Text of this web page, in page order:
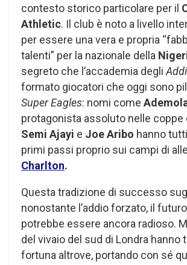
contesto storico particolare per il
Athletic. Il club è noto a livello
per essere una vera e propria
talenti” per la nazionale della
segreto che l’accademia degli
formato giocatori che oggi sono
Super Eagles: nomi come
protagonista assoluto nelle coppe
Semi Ajayi e Joe Aribo hanno
primi passi proprio sui campi di
Charlton.
Questa tradizione di successo
nonostante l’addio forzato, il
potrebbe essere ancora radioso.
del vivaio del sud di Londra hanno
fortuna altrove, portando con sé